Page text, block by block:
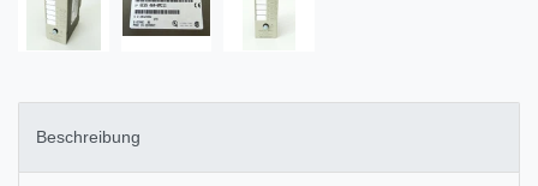
Beschreibung